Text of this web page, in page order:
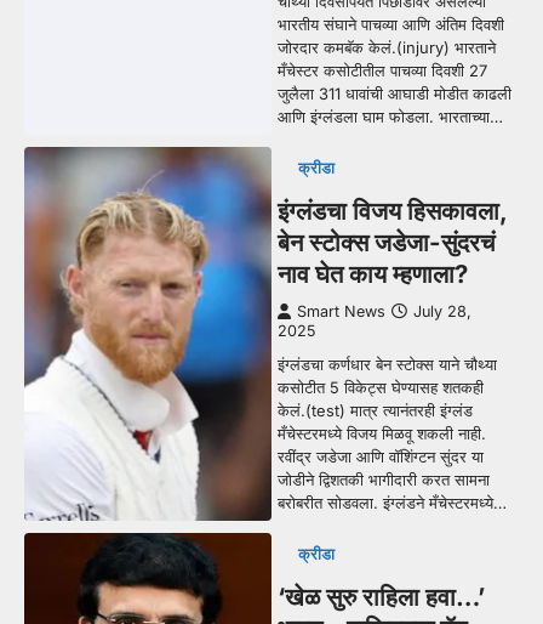
भारतीय संघाने पाचव्या आणि अंतिम दिवशी
जोरदार कमबॅक केलं.(injury) भारताने
मँचेस्टर कसोटीतील पाचव्या दिवशी 27
जुलैला 311 धावांची आघाडी मोडीत काढली
आणि इंग्लंडला घाम फोडला. भारताच्या…
क्रीडा
इंग्लंडचा विजय हिसकावला,
बेन स्टोक्स जडेजा-सुंदरचं
नाव घेत काय म्हणाला?
Smart News
July 28,
2025
इंग्लंडचा कर्णधार बेन स्टोक्स याने चौथ्या
कसोटीत 5 विकेट्स घेण्यासह शतकही
केलं.(test) मात्र त्यानंतरही इंग्लंड
मँचेस्टरमध्ये विजय मिळवू शकली नाही.
रवींद्र जडेजा आणि वॉशिंग्टन सुंदर या
जोडीने द्विशतकी भागीदारी करत सामना
बरोबरीत सोडवला. इंग्लंडने मँचेस्टरमध्ये…
क्रीडा
‘खेळ सुरु राहिला हवा…’